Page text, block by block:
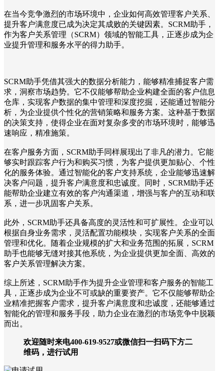
在当今竞争激烈的市场环境中，企业如何高效管理客户关系、
提升客户满意度已成为决定其成败的关键因素。SCRM助手，
作为客户关系管理（SCRM）领域的智能工具，正逐步成为企
业提升管理和服务水平的得力助手。
SCRM助手凭借其强大的数据分析能力，能够精准捕捉客户需
求，洞察市场趋势。它不仅能够帮助企业构建全面的客户信息
仓库，实现客户数据的集中管理和深度挖掘，还能通过智能分
析，为企业提供个性化的营销策略和服务方案。这种基于数据
的决策支持，使得企业在面对复杂多变的市场环境时，能够迅
速响应，精准施策。
在客户服务方面，SCRM助手同样展现出了非凡的潜力。它能
够实时跟踪客户行为和购买习惯，为客户提供更加贴心、个性
化的服务体验。通过智能化的客户支持系统，企业能够迅速解
决客户问题，提升客户满意度和忠诚度。同时，SCRM助手还
能帮助企业建立有效的客户沟通渠道，增强与客户的互动和联
系，进一步巩固客户关系。
此外，SCRM助手还具备高度的灵活性和可扩展性。企业可以
根据自身业务需求，灵活配置功能模块，实现客户关系的全面
管理和优化。随着企业规模的扩大和业务范围的拓展，SCRM
助手也能够无缝对接其他系统，为企业提供更加全面、高效的
客户关系管理解决方案。
综上所述，SCRM助手作为提升企业管理和客户服务的智能工
具，正逐步成为企业不可或缺的重要资产。它不仅能够帮助企
业精准把握客户需求，提升客户满意度和忠诚度，还能够通过
智能化的管理和服务手段，助力企业在激烈的市场竞争中脱颖
而出。
欢迎随时来电400-619-9527或微信扫一扫码下方二
维码，进行试用